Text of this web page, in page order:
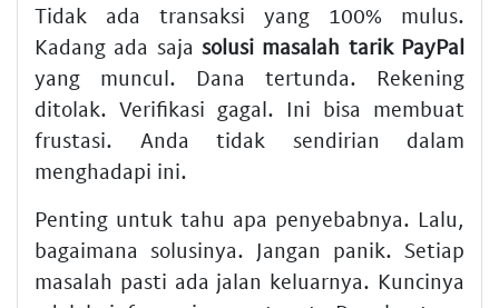
Tidak ada transaksi yang 100% mulus.
Kadang ada saja solusi masalah tarik PayPal
yang muncul. Dana tertunda. Rekening
ditolak. Verifikasi gagal. Ini bisa membuat
frustasi. Anda tidak sendirian dalam
menghadapi ini.
Penting untuk tahu apa penyebabnya. Lalu,
bagaimana solusinya. Jangan panik. Setiap
masalah pasti ada jalan keluarnya. Kuncinya